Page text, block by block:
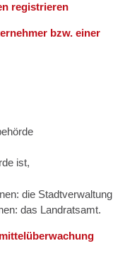
registrieren
bzw. einer
ist,
die Stadtverwaltung
das Landratsamt.